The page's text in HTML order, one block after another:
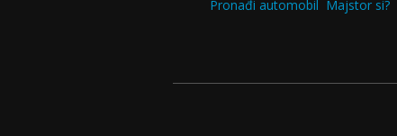
Pronađi automobil Majstor si?